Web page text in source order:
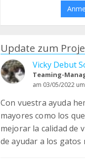
Update zum
Vicky Debut
Teaming-
am 03/05/2022
Con vuestra ayuda
mayores como los
mejorar la calidad de
de ayudar a los gatos